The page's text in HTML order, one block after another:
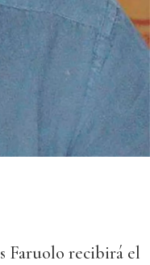
Faruolo recibirá el